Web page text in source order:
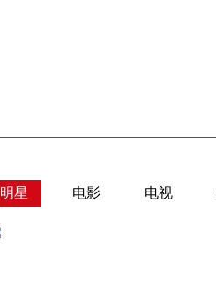
明星 电影 电视